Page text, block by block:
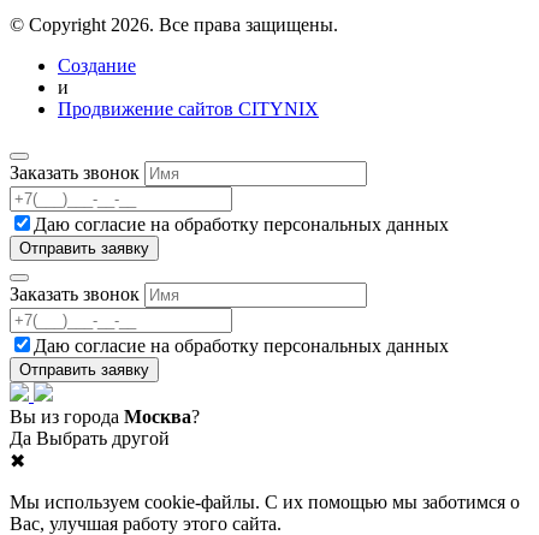
© Copyright 2026. Все права защищены.
Создание
и
Продвижение сайтов CITYNIX
Заказать звонок
Даю согласие на обработку персональных данных
Заказать звонок
Даю согласие на обработку персональных данных
Вы из города Москва?
Да Выбрать другой
✖
Мы используем cookie-файлы. С их помощью мы заботимся о
Вас, улучшая работу этого сайта.